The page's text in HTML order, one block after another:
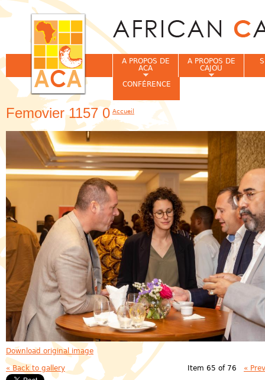
Femovier 1157 0
Download original image
« Back to gallery Item 65 of 76 «
A PROPOS DE
ACA
A PROPOS DE
CAJOU
CONFÉRENCE
Vous êtes ici
Accueil